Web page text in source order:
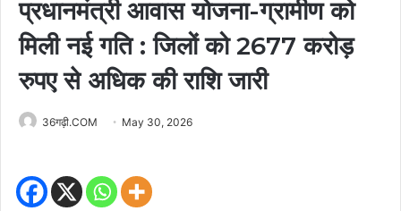
प्रधानमंत्री आवास योजना-ग्रामीण को
मिली नई गति : जिलों को 2677 करोड़
रुपए से अधिक की राशि जारी
36गढ़ी.COM May 30, 2026